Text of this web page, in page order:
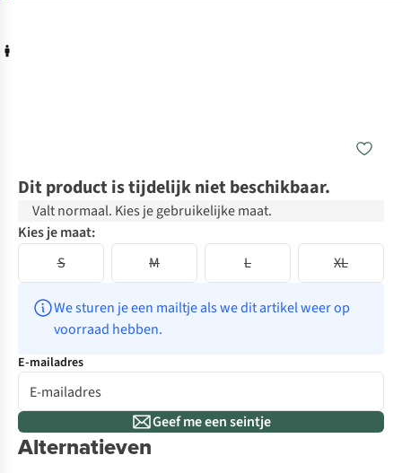
Dit product is tijdelijk niet beschikbaar.
Valt normaal. Kies je gebruikelijke maat.
Kies je maat:
S
M L XL
We sturen je een mailtje als we dit artikel weer op
voorraad hebben.
E-mailadres
Geef me een seintje
Alternatieven